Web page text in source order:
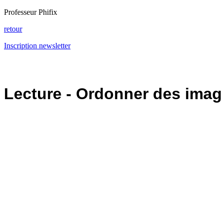
Professeur Phifix
retour
Inscription newsletter
Lecture - Ordonner des